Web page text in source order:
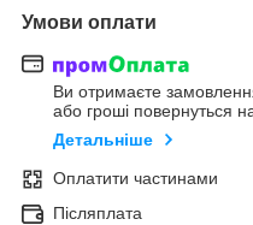
Умови оплати
Ви отримаєте
або гроші повернуться
Детальніше
Оплатити частинами
Післяплата